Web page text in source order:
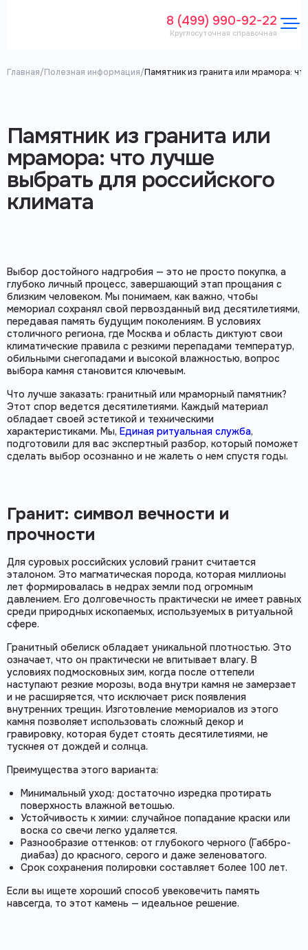
8 (499) 990-92-22
Круглосуточная справочная
Главная/Полезная информация/Памятник из гранита или мрамора:
Памятник из гранита или
мрамора: что лучше
выбрать для российского
климата
Выбор достойного надгробия — это не просто покупка, а
глубоко личный процесс, завершающий этап прощания с
близким человеком. Мы понимаем, как важно, чтобы
мемориал сохранял свой первозданный вид десятилетиями,
передавая память будущим поколениям. В условиях
столичного региона, где Москва и область диктуют свои
климатические правила с резкими перепадами температур,
обильными снегопадами и высокой влажностью, вопрос
выбора камня становится ключевым.
Что лучше заказать: гранитный или мраморный памятник?
Этот спор ведется десятилетиями. Каждый материал
обладает своей эстетикой и техническими
характеристиками. Мы, Единая ритуальная служба,
подготовили для вас экспертный разбор, который поможет
сделать выбор осознанно и не жалеть о нем спустя годы.
Гранит: символ вечности и
прочности
Для суровых российских условий гранит считается
эталоном. Это магматическая порода, которая миллионы
лет формировалась в недрах земли под огромным
давлением. Его долговечность практически не имеет равных
среди природных ископаемых, используемых в ритуальной
сфере.
Гранитный обелиск обладает уникальной плотностью. Это
означает, что он практически не впитывает влагу. В
условиях подмосковных зим, когда после оттепели
наступают резкие морозы, вода внутри камня не замерзает
и не расширяется, что исключает риск появления
внутренних трещин. Изготовление мемориалов из этого
камня позволяет использовать сложный декор и
гравировку, которая будет стоять десятилетиями, не
тускнея от дождей и солнца.
Преимущества этого варианта:
Минимальный уход: достаточно изредка протирать
поверхность влажной ветошью.
Устойчивость к химии: случайное попадание краски или
воска со свечи легко удаляется.
Разнообразие оттенков: от глубокого черного (Габбро-
диабаз) до красного, серого и даже зеленоватого.
Срок сохранения полировки составляет более 100 лет.
Если вы ищете хороший способ увековечить память
навсегда, то этот камень — идеальное решение.